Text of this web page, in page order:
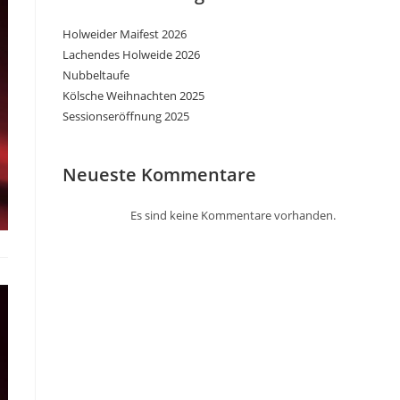
Holweider Maifest 2026
Lachendes Holweide 2026
Nubbeltaufe
Kölsche Weihnachten 2025
Sessionseröffnung 2025
Neueste Kommentare
Es sind keine Kommentare vorhanden.